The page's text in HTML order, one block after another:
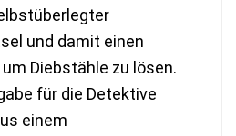
und damit einen
Diebstähle zu lösen.
für die Detektive
einem